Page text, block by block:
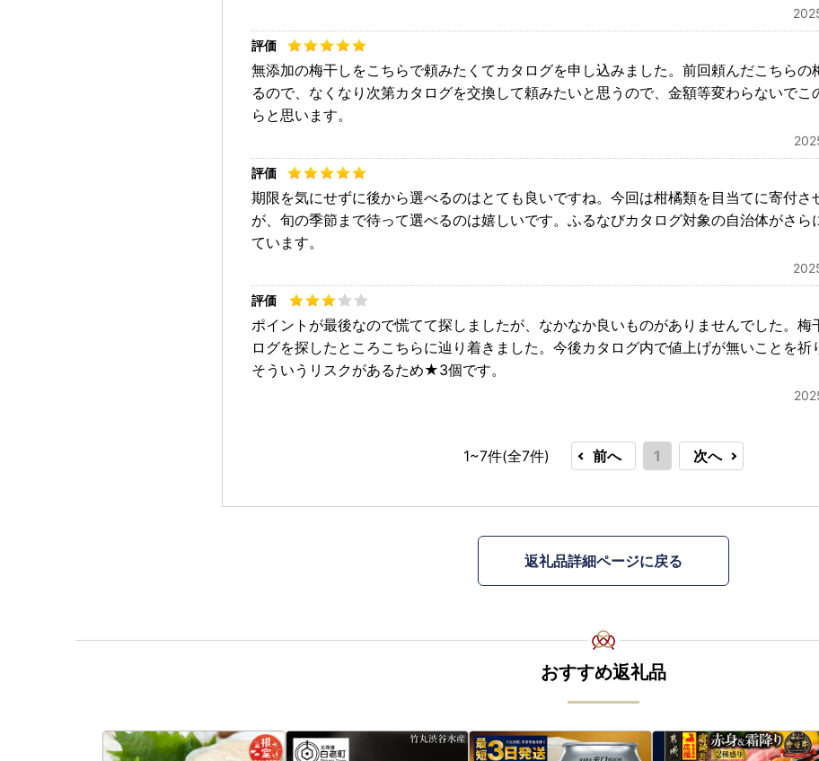
無添加の梅干しをこちらで頼みたくてカタログを申し込みました。前回頼んだこちらの
るので、なくなり次第カタログを交換して頼みたいと思うので、金額等変わらないでこ
らと思います。
期限を気にせずに後から選べるのはとても良いですね。今回は柑橘類を目当てに寄付さ
が、旬の季節まで待って選べるのは嬉しいです。ふるなびカタログ対象の自治体がさら
ています。
ポイントが最後なので慌てて探しましたが、なかなか良いものがありませんでした。梅
ログを探したところこちらに辿り着きました。今後カタログ内で値上げが無いことを祈
そういうリスクがあるため★3個です。
1~7件(全7件) 前へ 1 次へ
返礼品詳細ページに戻る
おすすめ返礼品